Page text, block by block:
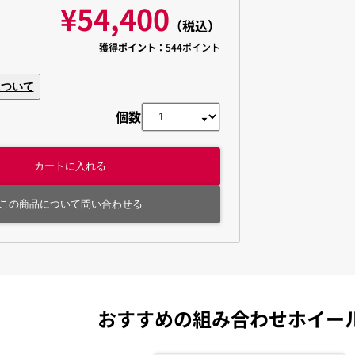
¥54,400 （税込）
獲得ポイント： 544ポイント
いて
個数
カートに入れる
の商品について問い合わせる
おすすめの組み合わせホイー